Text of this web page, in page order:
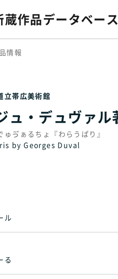
蔵作品データベース
情報
立帯広美術館
ュ・デュヴァル
ゅゔぁるちょ『わらうぱり』
by Georges Duval
ル
る